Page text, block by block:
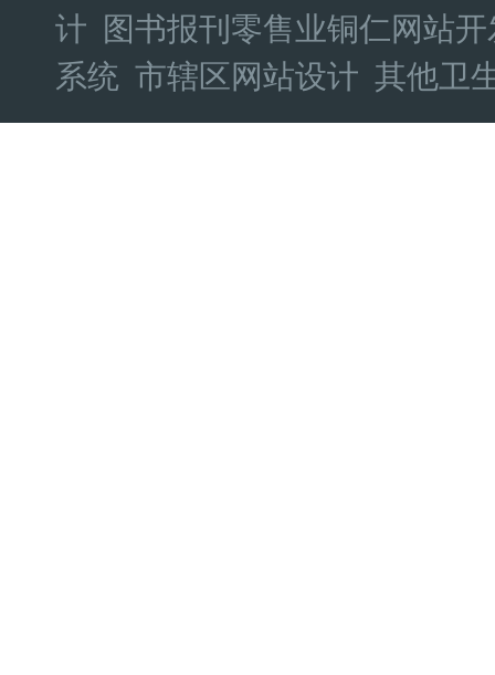
计 图书报刊零售业铜仁网站开
系统 市辖区网站设计 其他卫